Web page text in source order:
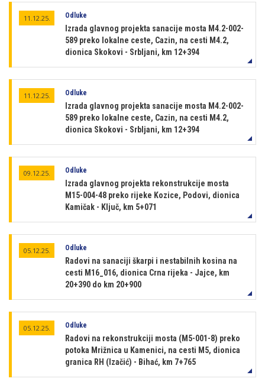
11.12.25. Odluke
Izrada glavnog projekta sanacije mosta M4.2-002-
589 preko lokalne ceste, Cazin, na cesti M4.2,
dionica Skokovi - Srbljani, km 12+394
11.12.25. Odluke
Izrada glavnog projekta sanacije mosta M4.2-002-
589 preko lokalne ceste, Cazin, na cesti M4.2,
dionica Skokovi - Srbljani, km 12+394
09.12.25. Odluke
Izrada glavnog projekta rekonstrukcije mosta
M15-004-48 preko rijeke Kozice, Podovi, dionica
Kamičak - Ključ, km 5+071
05.12.25. Odluke
Radovi na sanaciji škarpi i nestabilnih kosina na
cesti M16_016, dionica Crna rijeka - Jajce, km
20+390 do km 20+900
05.12.25. Odluke
Radovi na rekonstrukciji mosta (M5-001-8) preko
potoka Mrižnica u Kamenici, na cesti M5, dionica
granica RH (Izačić) - Bihać, km 7+765